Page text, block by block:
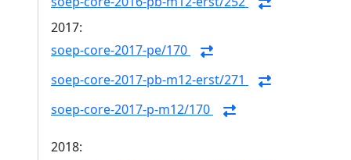
2017:
soep-core-2017-pe/170
soep-core-2017-pb-m12-erst/271
soep-core-2017-p-m12/170
2018: